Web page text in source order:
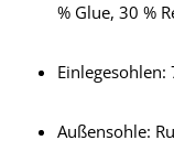
% Glue, 30 %
Einlegesohlen:
Außensohle: